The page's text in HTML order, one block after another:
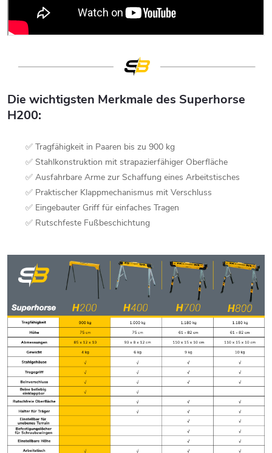
Die wichtigsten Merkmale des Superhorse
H200:
✅ Tragfähigkeit in Paaren bis zu 900 kg
✅ Stahlkonstruktion mit strapazierfähiger Oberfläche
✅ Ausfahrbare Arme zur Schaffung eines Arbeitstisches
✅ Praktischer Klappmechanismus mit Verschluss
✅ Eingebauter Griff für einfaches Tragen
✅ Rutschfeste Fußbeschichtung